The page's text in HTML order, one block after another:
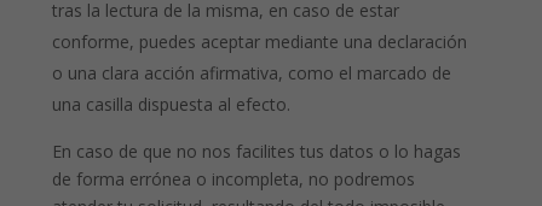
tras la lectura de la misma, en caso de estar
conforme, puedes aceptar mediante una declaración
o una clara acción afirmativa, como el marcado de
una casilla dispuesta al efecto.
En caso de que no nos facilites tus datos o lo hagas
de forma errónea o incompleta, no podremos